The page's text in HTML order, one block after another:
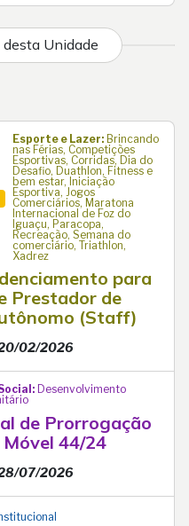
desta Unidade
Esporte e Lazer:Brincando
nas Férias, Competições
Esportivas, Corridas, Dia do
Desafio, Duathlon, Fitness e
bem estar, Iniciação
Esportiva, Jogos
Comerciários, Maratona
Internacional de Foz do
Iguaçu, Paracopa,
Recreação, Semana do
comerciário, Triathlon,
Xadrez
para
Prestador de
(Staff)
02/2026
Desenvolvimento
de Prorrogação
44/24
07/2026